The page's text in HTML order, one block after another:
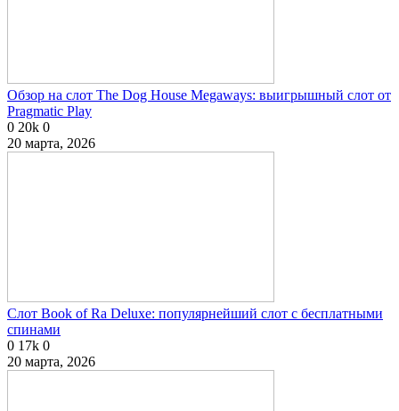
Обзор на слот The Dog House Megaways: выигрышный слот от
Pragmatic Play
0 20k 0
20 марта, 2026
Слот Book of Ra Deluxe: популярнейший слот с бесплатными
спинами
0 17k 0
20 марта, 2026